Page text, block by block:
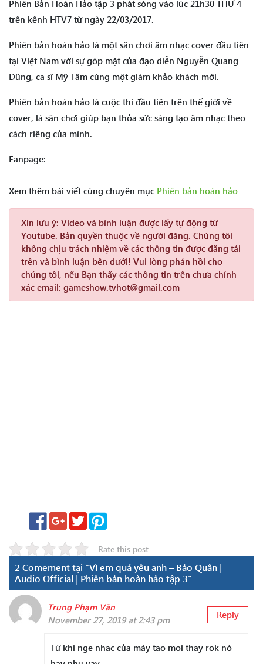
Phiên Bản Hoàn Hảo tập 3 phát sóng vào lúc 21h30 THỨ 4
trên kênh HTV7 từ ngày 22/03/2017.
Phiên bản hoàn hảo là một sân chơi âm nhạc cover đầu tiên
tại Việt Nam với sự góp mặt của đạo diễn Nguyễn Quang
Dũng, ca sĩ Mỹ Tâm cùng một giám khảo khách mời.
Phiên bản hoàn hảo là cuộc thi đầu tiên trên thế giới về
cover, là sân chơi giúp bạn thỏa sức sáng tạo âm nhạc theo
cách riêng của mình.
Fanpage:
Xem thêm bài viết cùng chuyên mục Phiên bản hoàn hảo
Xin lưu ý: Video và bình luận được lấy tự động từ
Youtube. Bản quyền thuộc về người đăng. Chúng tôi
không chịu trách nhiệm về các thông tin được đăng tải
trên và bình luận bên dưới! Vui lòng phản hồi cho
chúng tôi, nếu Bạn thấy các thông tin trên chưa chính
xác email: gameshow.tvhot@gmail.com
Rate this post
2 Comement tại “Vì em quá yêu anh – Bảo Quân |
Audio Official | Phiên bản hoàn hảo tập 3”
Trung Phạm Văn
November 27, 2019 at 2:43 pm
Reply
Từ khi nge nhac của mày tao moi thay rok nó